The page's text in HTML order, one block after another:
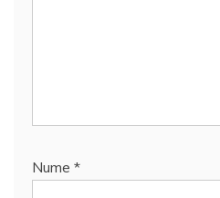
Nume *